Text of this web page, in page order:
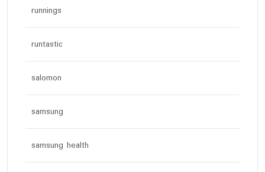
runnings
runtastic
salomon
samsung
samsung health